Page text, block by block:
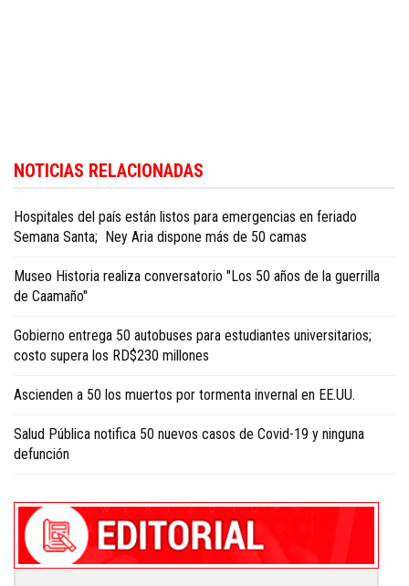
Republic news in English.
NOTICIAS RELACIONADAS
Hospitales del país están listos para emergencias en feriado
Semana Santa; Ney Aria dispone más de 50 camas
Museo Historia realiza conversatorio "Los 50 años de la guerrilla
de Caamaño"
Gobierno entrega 50 autobuses para estudiantes universitarios;
costo supera los RD$230 millones
Ascienden a 50 los muertos por tormenta invernal en EE.UU.
Salud Pública notifica 50 nuevos casos de Covid-19 y ninguna
defunción